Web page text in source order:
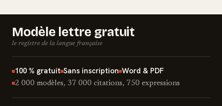
Modèle lettre gratuit
le registre de la langue française
100 % gratuit Sans inscription Word & PDF
2 000 modèles, 37 000 citations, 750 expressions